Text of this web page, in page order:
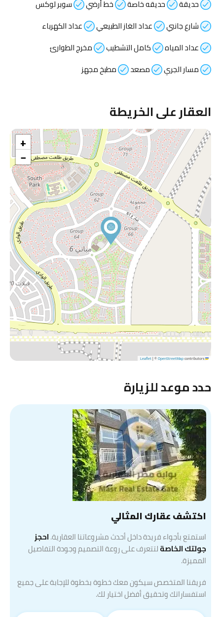
حديقة حديقه خاصة خط أرضي
سوبر لوكس
شارع جانبي
عداد الغاز الطبيعي
عداد الكهرباء
عداد المياه
كامل التشطيب
مخرج الطوارئ
مسار الجري
مصعد مطبخ مجهز
العقار على الخريطة
+
−
Leaflet
|©OpenStreetMapcontributors
حدد موعد للزيارة
اكتشف عقارك المثالي
استمتع بأجواء فريدة داخل أحدث مشروعاتنا العقارية.احجز
جولتك الخاصةلتتعرف على روعة التصميم وجودة التفاصيل
المميزة.
فريقنا المتخصص سيكون معك خطوة بخطوة للإجابة على جميع
استفساراتك وتحقيق أفضل اختيار لك.